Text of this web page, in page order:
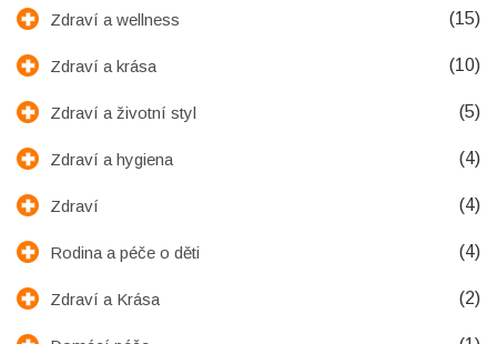
Zdraví a wellness (15)
Zdraví a krása (10)
Zdraví a životní styl (5)
Zdraví a hygiena (4)
Zdraví (4)
Rodina a péče o děti (4)
Zdraví a Krása (2)